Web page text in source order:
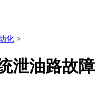
化 >
泄油路故障